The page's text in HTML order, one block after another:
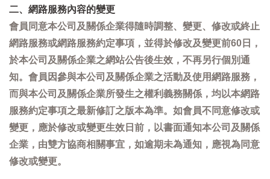
二、網路服務內容的變更
會員同意本公司及關係企業得隨時調整、變更、修改或終止
網路服務或網路服務約定事項，並得於修改及變更前60日，
於本公司及關係企業之網站公告後生效，不再另行個別通
知。會員因參與本公司及關係企業之活動及使用網路服務，
而與本公司及關係企業所發生之權利義務關係，均以本網路
服務約定事項之最新修訂之版本為準。如會員不同意修改或
變更，應於修改或變更生效日前，以書面通知本公司及關係
企業，由雙方協商相關事宜，如逾期未為通知，應視為同意
修改或變更。